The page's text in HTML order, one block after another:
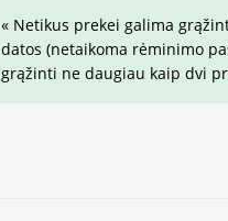
« Netikus prekei galima
datos (netaikoma rėminimo
grąžinti ne daugiau kaip dvi